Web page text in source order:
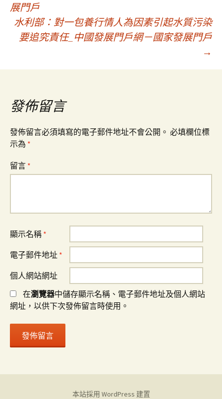
章
導
覽
展門戶
水利部：對一包養行情人為因素引起水質污染
要追究責任_中國發展門戶網－國家發展門戶
→
發佈留言
發佈留言必須填寫的電子郵件地址不會公開。 必填欄位標
示為 *
留言 *
顯示名稱 *
電子郵件地址 *
個人網站網址
在瀏覽器中儲存顯示名稱、電子郵件地址及個人網站
網址，以供下次發佈留言時使用。
本站採用 WordPress 建置